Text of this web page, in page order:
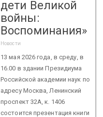
дети Великой
войны:
Воспоминания»
Новости
13 мая 2026 года, в среду, в
16.00 в здании Президиума
Российской академии наук по
адресу Москва, Ленинский
проспект 32А, к. 1406
состоится презентация книги